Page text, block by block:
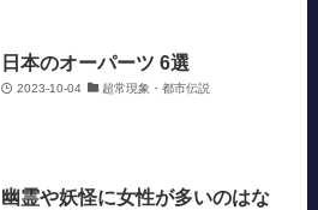
日本のオーパーツ 6選
2023-10-04 超常現象・都市伝説
幽霊や妖怪に女性が多いのはな